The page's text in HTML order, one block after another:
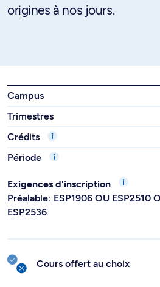
origines à nos jours.
Campus
Trimestres
Crédits
Période
Exigences d'inscription
Préalable: ESP1906 OU ESP2510
ESP2536
Cours offert au choix